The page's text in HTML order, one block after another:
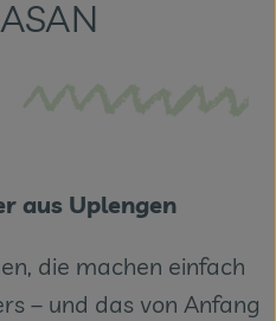
aus Uplengen
die machen einfach
– und das von Anfang